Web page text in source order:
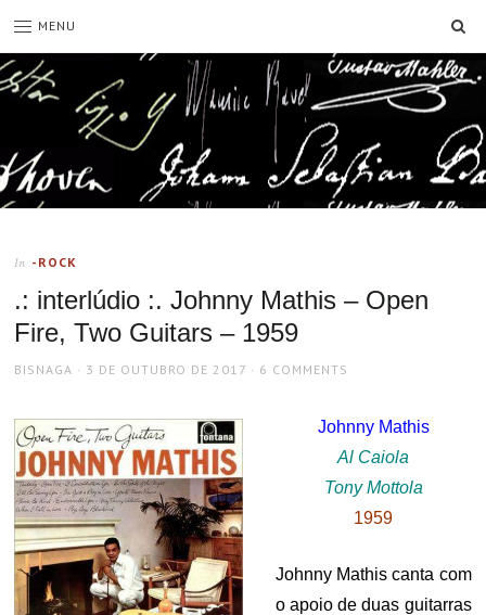
MENU
In -ROCK
.: interlúdio :. Johnny Mathis – Open
Fire, Two Guitars – 1959
AUTHOR
BISNAGA
POSTED
3 DE OUTUBRO DE 2017 6 COMMENTS
Johnny Mathis
Al Caiola
Tony Mottola
1959
Johnny Mathis canta com
o apoio de duas guitarras